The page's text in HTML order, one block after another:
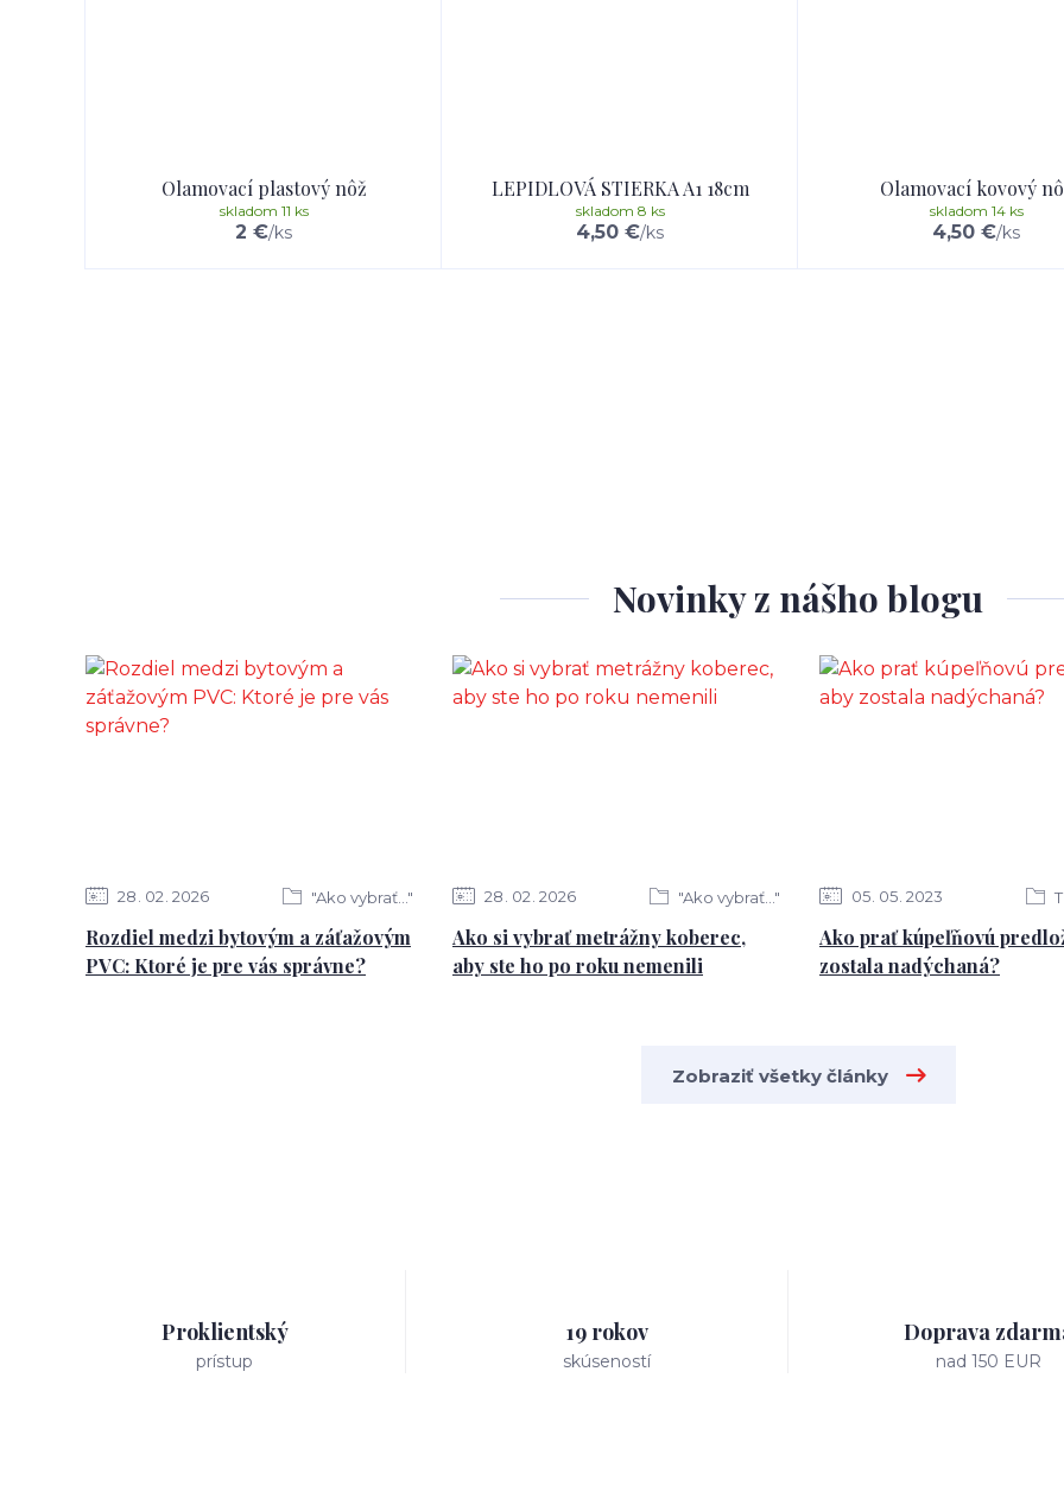
Olamovací plastový nôž
2 €/ks
skladom 11 ks
LEPIDLOVÁ STIERKA A1 18cm
4,50 €/ks
skladom 8 ks
Olamovací kovový
4,50 €/ks
skladom 14 ks
Novinky z nášho blogu
28 02 2026 "Ako vybrať..."
Rozdiel medzi bytovým a záťažovým
PVC: Ktoré je pre vás správne?
28 02 2026 "Ako vybrať..."
Ako si vybrať metrážny koberec,
aby ste ho po roku nemenili
05 05 2023
Ako prať kúpeľňovú
zostala nadýchaná?
Zobraziť všetky články
Proklientský
prístup
19 rokov
skúseností
Doprava
nad 150 EUR